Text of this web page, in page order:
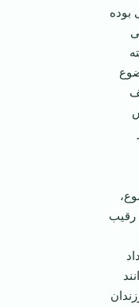
بوده
رقيب
٢۸ مرداد